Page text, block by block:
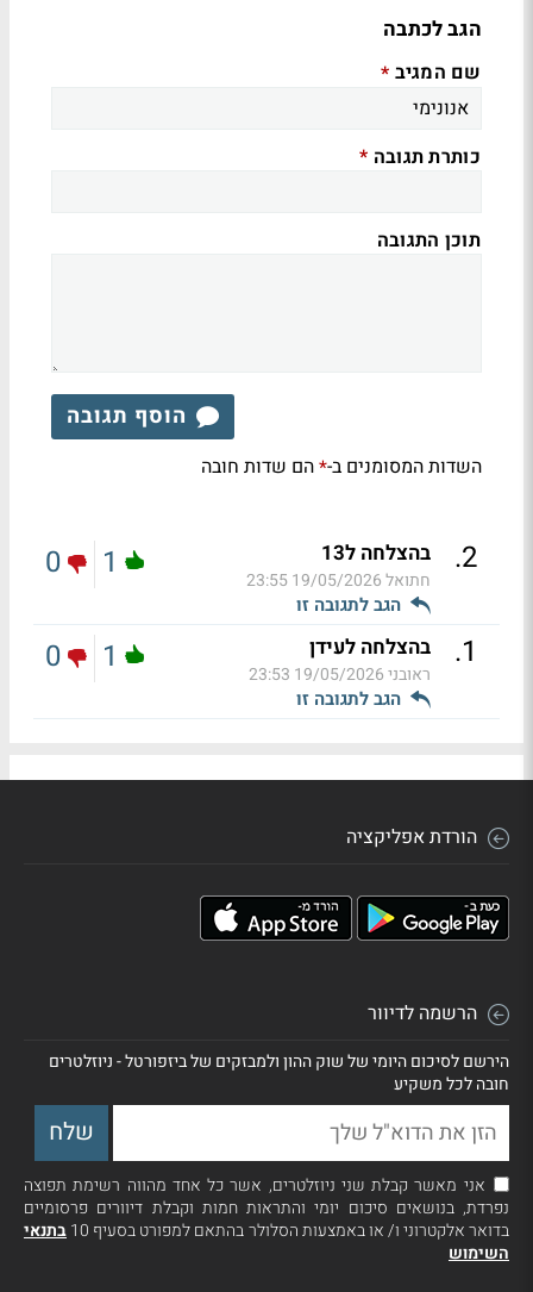
הגב לכתבה
שם המגיב *
כותרת תגובה *
תוכן התגובה
הוסף תגובה
השדות המסומנים ב-*הם שדות חובה
2
. בהצלחה ל13
חתואל19/05/2026 23:55
הגב לתגובה זו
1
0
1
. בהצלחה לעידן
ראובני19/05/2026 23:53
הגב לתגובה זו
1
0
הורדת אפליקציה
הרשמה לדיוור
הירשם לסיכום היומי של שוק ההון ולמבזקים של ביזפורטל - ניוזלטרים
חובה לכל משקיע
אני מאשר קבלת שני ניוזלטרים, אשר כל אחד מהווה רשימת תפוצה
נפרדת, בנושאים סיכום יומי והתראות חמות וקבלת דיוורים פרסומיים
בדואר אלקטרוני ו/ או באמצעות הסלולר בהתאם למפורט בסעיף 10
בתנאי
השימוש